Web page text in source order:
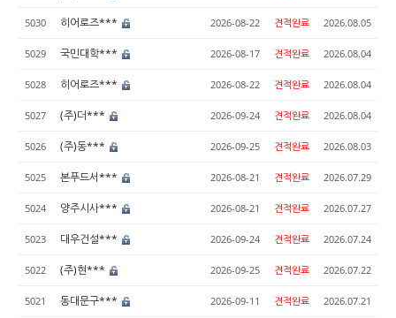
5030 히어로즈*** 2026-08-22 견적완료 2026.08.05
5029 국민대학*** 2026-08-17 견적완료 2026.08.04
5028 히어로즈*** 2026-08-22 견적완료 2026.08.04
5027 (주)더*** 2026-09-24 견적완료 2026.08.04
5026 (주)동*** 2026-09-25 견적완료 2026.08.03
5025 본푸드서*** 2026-08-21 견적완료 2026.07.29
5024 양주시사*** 2026-08-21 견적완료 2026.07.27
5023 대우건설*** 2026-09-24 견적완료 2026.07.24
5022 (주)현*** 2026-09-25 견적완료 2026.07.22
5021 동대문구*** 2026-09-11 견적완료 2026.07.21